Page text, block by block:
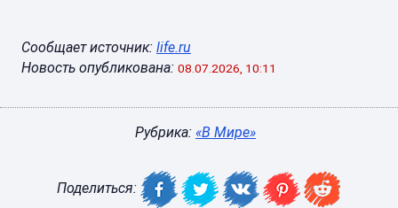
Сообщает источник: life.ru
Новость опубликована: 08.07.2026, 10:11
Рубрика: «В Мире»
Поделиться: